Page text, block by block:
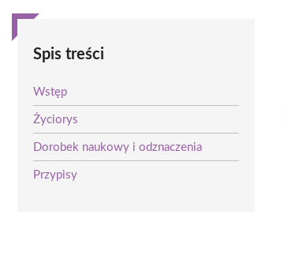
Spis treści
Wstęp
Życiorys
Dorobek naukowy i odznaczenia
Przypisy